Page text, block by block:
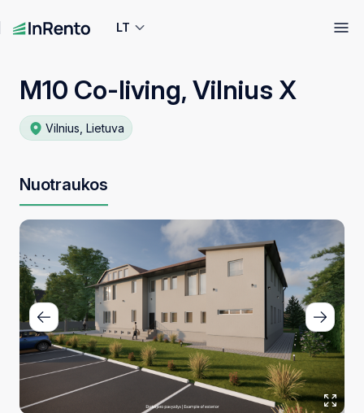
LT
M10 Co-living, Vilnius X
Vilnius, Lietuva
Nuotraukos